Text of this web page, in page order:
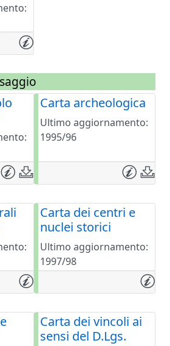
Carta archeologica
Ultimo aggiornamento:
1995/96
Carta dei centri e
nuclei storici
Ultimo aggiornamento:
1997/98
Carta dei vincoli ai
sensi del D.Lgs.